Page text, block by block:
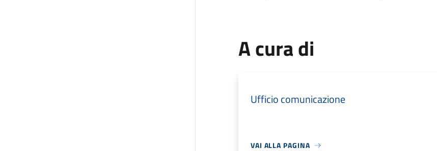
A cura di
Ufficio comunicazione
VAI ALLA PAGINA